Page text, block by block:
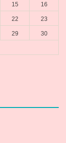
15 16
22 23
29 30